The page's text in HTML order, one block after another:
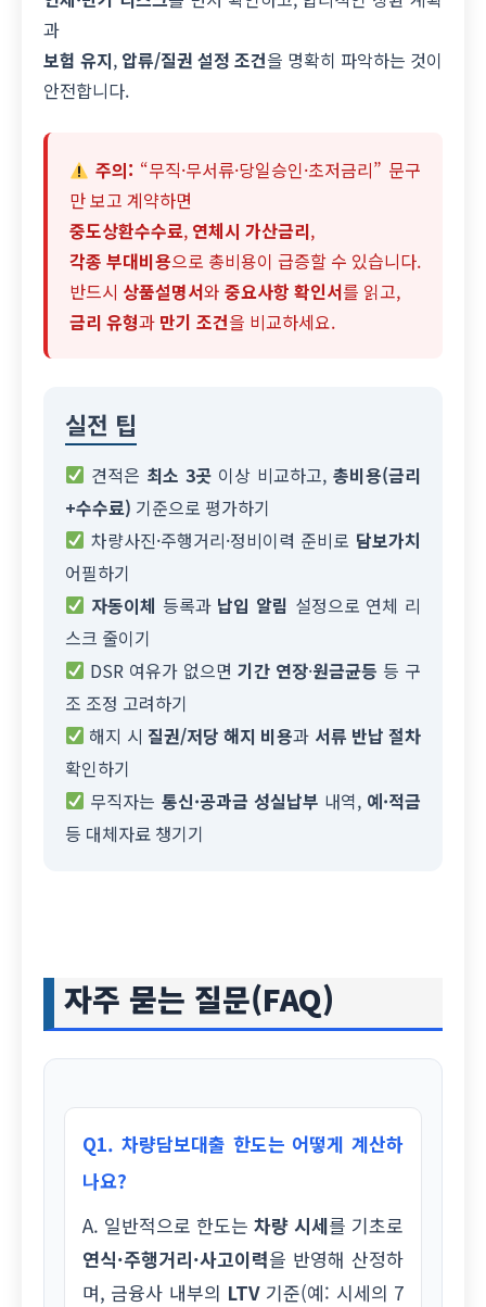
과
보험 유지, 압류/질권 설정 조건을 명확히 파악하는 것이
안전합니다.
주의: “무직·무서류·당일승인·초저금리” 문구
만 보고 계약하면
중도상환수수료, 연체시 가산금리,
각종 부대비용으로 총비용이 급증할 수 있습니다.
반드시 상품설명서와 중요사항 확인서를 읽고,
금리 유형과 만기 조건을 비교하세요.
실전 팁
견적은 최소 3곳 이상 비교하고,총비용(금리
+수수료) 기준으로 평가하기
차량사진·주행거리·정비이력 준비로 담보가치
어필하기
자동이체 등록과 납입 알림 설정으로 연체 리
스크 줄이기
DSR 여유가 없으면기간 연장·원금균등 등 구
조 조정 고려하기
해지 시 질권/저당 해지 비용과 서류 반납 절차
확인하기
무직자는 통신·공과금 성실납부 내역, 예·적금
등 대체자료 챙기기
자주 묻는 질문(FAQ)
Q1. 차량담보대출 한도는 어떻게 계산하
나요?
A. 일반적으로 한도는 차량 시세를 기초로
연식·주행거리·사고이력을 반영해 산정하
며, 금융사 내부의 LTV 기준(예: 시세의 7